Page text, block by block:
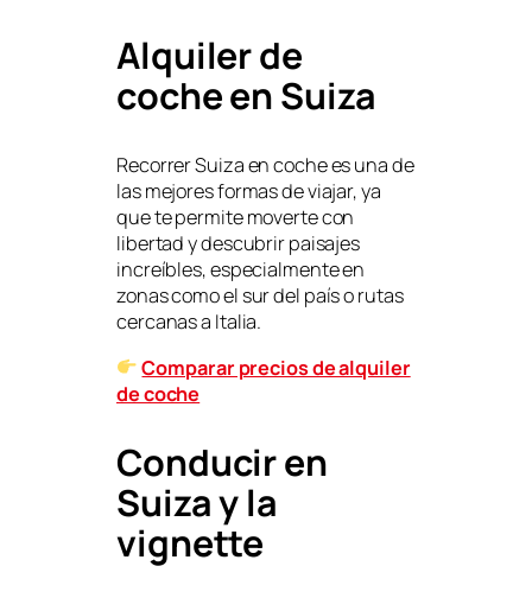
Alquiler de
coche en Suiza
Recorrer Suiza en coche es una de
las mejores formas de viajar, ya
que te permite moverte con
libertad y descubrir paisajes
increíbles, especialmente en
zonas como el sur del país o rutas
cercanas a Italia.
Comparar precios de alquiler
de coche
Conducir en
Suiza y la
vignette